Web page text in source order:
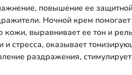
повышение ее
Ночной крем помогает
кожи, выравнивает ее тон и
и стресса, оказывает
раздражения, стимулирует